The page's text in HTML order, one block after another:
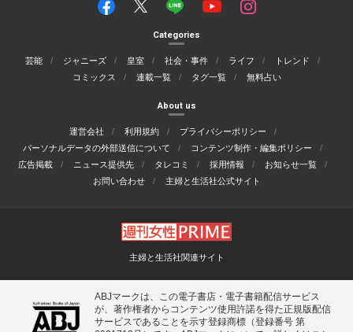
Categories
芸能 ジャニーズ 皇室 社会・事件 ライフ
トレンド
コミックス
連載一覧 タグ一覧 無料占い
About us
運営会社 利用規約
プライバシーポリシー
パーソナルデータの外部送信について
コンテンツ制作・編集ポリシー
広告掲載
ニュース提供先 タレコミ 採用情報
お知らせ一覧
お問い合わせ
主婦と生活社公式サイト
主婦と生活社関連サイト
ABJマークは、この電子書店・電子書籍配信サービス
が、著作権者からコンテンツ使用許諾を得た正規版配信
サービスであることを示す登録商標（登録番号 第